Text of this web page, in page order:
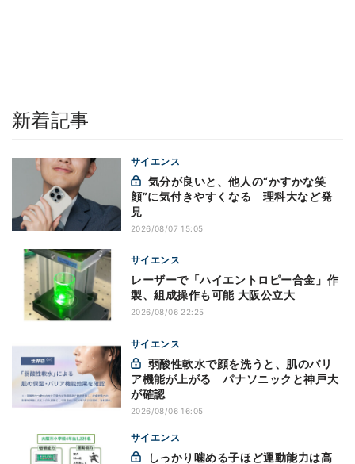
新着記事
サイエンス
顔”に気付きやすくなる 理科大など発
見
2026/08/07 15:05
サイエンス
レーザーで「ハイエントロピー合金」作
製、組成操作も可能 大阪公立大
2026/08/06 22:25
サイエンス
ア機能が上がる パナソニックと神戸大
が確認
2026/08/06 16:05
サイエンス